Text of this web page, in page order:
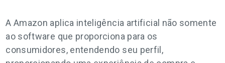
A Amazon aplica inteligência artificial não somente
ao software que proporciona para os
consumidores, entendendo seu perfil,